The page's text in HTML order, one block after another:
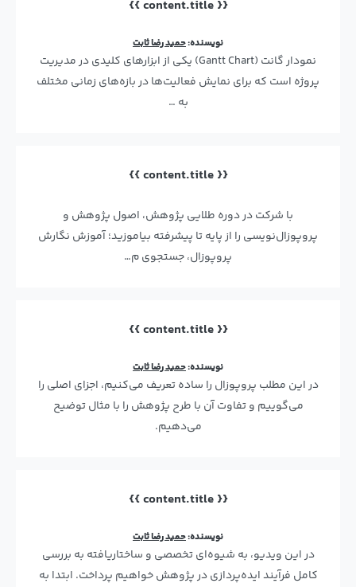
{{ content.title }}
نویسنده:حمید رضا ثابت
نمودار گانت (Gantt Chart) یکی از ابزارهای کلیدی در مدیریت
پروژه است که برای نمایش فعالیت‌ها در بازه‌های زمانی مختلف
به …
{{ content.title }}
با شرکت در دوره طلایی پژوهش، اصول پژوهش و
پروپوزال‌نویسی را از پایه تا پیشرفته بیاموزید؛ آموزش نگارش
پروپوزال، جستجوی م…
{{ content.title }}
نویسنده:حمید رضا ثابت
در این مطلب پروپوزال را ساده تعریف می‌کنیم، اجزای اصلی را
می‌گوییم و تفاوت آن با طرح پژوهش را با مثال توضیح
می‌دهیم.
{{ content.title }}
نویسنده:حمید رضا ثابت
در این ویدیو، به شیوه‌ای تخصصی و ساختاریافته به بررسی
کامل فرآیند ایده‌پردازی در پژوهش خواهیم پرداخت. ابتدا به